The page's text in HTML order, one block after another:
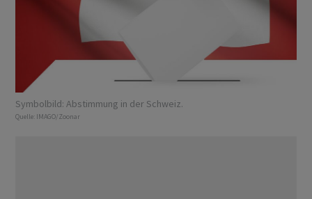
Symbolbild: Abstimmung in der Schweiz.
Quelle: IMAGO/Zoonar